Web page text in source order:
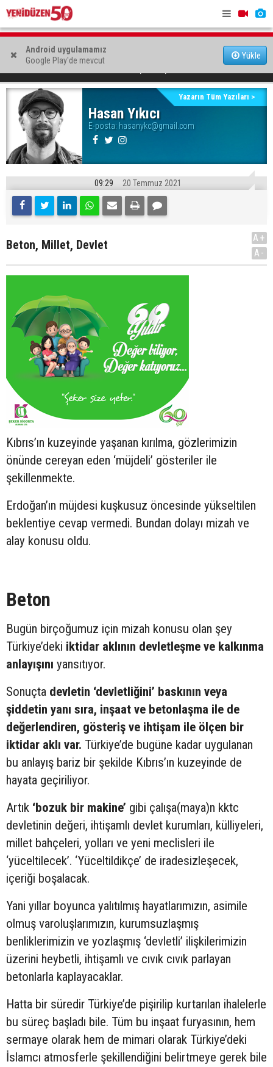
Android uygulamamız
Google Play'de mevcut
Yükle
Kuveyt’ten Kayıp Şahıslar Komitesi’ne 50 bin dolar katkı
Ölümcül saldırının detayları mahkemede anlatıldı Dört ayrı
Hasan Yıkıcı
E-posta: hasanykc@gmail.com
Yazarın Tüm Yazıları >
09:29 20 Temmuz 2021
Beton, Millet, Devlet
A+
A-
Kıbrıs’ın kuzeyinde yaşanan kırılma, gözlerimizin
önünde cereyan eden ‘müjdeli’ gösteriler ile
şekillenmekte.
Erdoğan’ın müjdesi kuşkusuz öncesinde yükseltilen
beklentiye cevap vermedi. Bundan dolayı mizah ve
alay konusu oldu.
Beton
Bugün birçoğumuz için mizah konusu olan şey
Türkiye’deki iktidar aklının devletleşme ve kalkınma
anlayışını yansıtıyor.
Sonuçta devletin ‘devletliğini’ baskının veya
şiddetin yanı sıra, inşaat ve betonlaşma ile de
değerlendiren, gösteriş ve ihtişam ile ölçen bir
iktidar aklı var. Türkiye’de bugüne kadar uygulanan
bu anlayış bariz bir şekilde Kıbrıs’ın kuzeyinde de
hayata geçiriliyor.
Artık ‘bozuk bir makine’ gibi çalışa(maya)n kktc
devletinin değeri, ihtişamlı devlet kurumları, külliyeleri,
millet bahçeleri, yolları ve yeni meclisleri ile
‘yüceltilecek’. ‘Yüceltildikçe’ de iradesizleşecek,
içeriği boşalacak.
Yani yıllar boyunca yalıtılmış hayatlarımızın, asimile
olmuş varoluşlarımızın, kurumsuzlaşmış
benliklerimizin ve yozlaşmış ‘devletli’ ilişkilerimizin
üzerini heybetli, ihtişamlı ve cıvık cıvık parlayan
betonlarla kaplayacaklar.
Hatta bir süredir Türkiye’de pişirilip kurtarılan ihalelerle
bu süreç başladı bile. Tüm bu inşaat furyasının, hem
sermaye olarak hem de mimari olarak Türkiye’deki
İslamcı atmosferle şekillendiğini belirtmeye gerek bile